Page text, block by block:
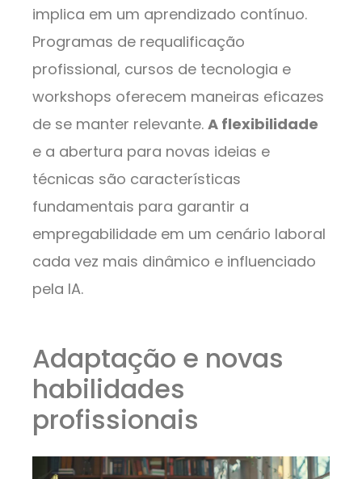
implica em um aprendizado contínuo.
Programas de requalificação
profissional, cursos de tecnologia e
workshops oferecem maneiras eficazes
de se manter relevante. A flexibilidade
e a abertura para novas ideias e
técnicas são características
fundamentais para garantir a
empregabilidade em um cenário laboral
cada vez mais dinâmico e influenciado
pela IA.
Adaptação e novas
habilidades
profissionais